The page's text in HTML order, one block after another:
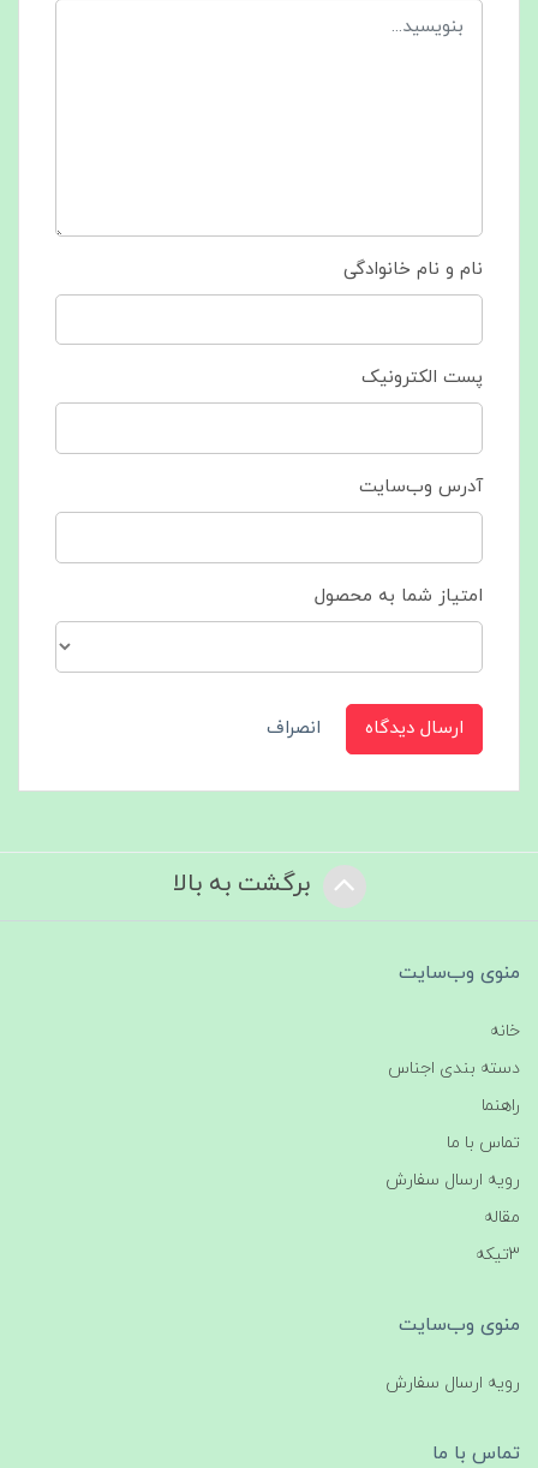
نام و نام خانوادگی
پست الکترونیک
آدرس وب‌سایت
امتیاز شما به محصول
ارسال دیدگاه انصراف
برگشت به بالا
منوی وب‌سایت
خانه
دسته بندی اجناس
راهنما
تماس با ما
رویه ارسال سفارش
مقاله
3تیکه
منوی وب‌سایت
رویه ارسال سفارش
تماس با ما